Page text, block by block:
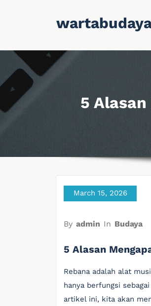
5
March 15, 2026
By admin In Budaya
5 Alasan
Rebana adalah alat
hanya berfungsi
artikel ini, kita akan